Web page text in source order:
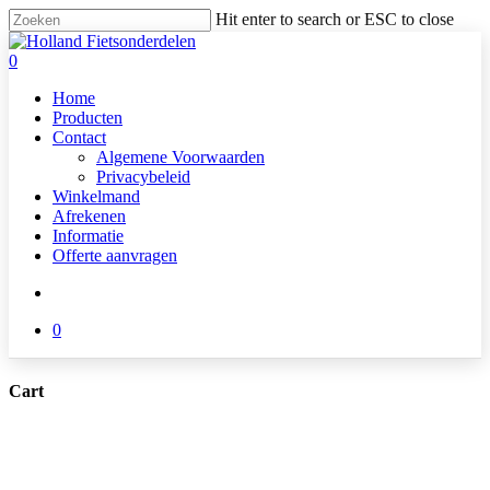
Skip
to
main
Hit enter to search or ESC to close
Close
Search
search
0
Home
Producten
Contact
Algemene Voorwaarden
Privacybeleid
Winkelmand
Afrekenen
Informatie
Offerte aanvragen
0
Cart